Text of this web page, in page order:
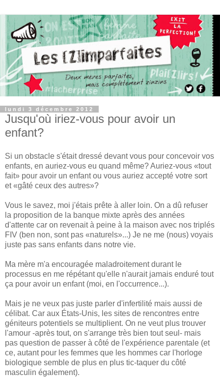
lundi 3 décembre 2012
Jusqu'où iriez-vous pour avoir un
enfant?
Si un obstacle s'était dressé devant vous pour concevoir vos
enfants, en auriez-vous eu quand même? Auriez-vous «tout
fait» pour avoir un enfant ou vous auriez accepté votre sort
et «gâté ceux des autres»?
Vous le savez, moi j'étais prête à aller loin. On a dû refuser
la proposition de la banque mixte après des années
d'attente car on revenait à peine à la maison avec nos triplés
FIV (ben non, sont pas «naturels»...) Je ne me (nous) voyais
juste pas sans enfants dans notre vie.
Ma mère m'a encouragée maladroitement durant le
processus en me répétant qu'elle n'aurait jamais enduré tout
ça pour avoir un enfant (moi, en l'occurrence...).
Mais je ne veux pas juste parler d'infertilité mais aussi de
célibat. Car aux États-Unis, les sites de rencontres entre
géniteurs potentiels se multiplient. On ne veut plus trouver
l'amour -après tout, on s'arrange très bien tout seul- mais
pas question de passer à côté de l'expérience parentale (et
ce, autant pour les femmes que les hommes car l'horloge
biologique semble de plus en plus tic-taquer du côté
masculin également).